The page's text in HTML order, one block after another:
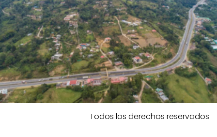
Todos los derechos reservados